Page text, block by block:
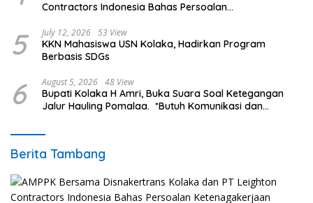
Contractors Indonesia Bahas Persoalan
5 July 12, 2026 53 View
KKN Mahasiswa USN Kolaka, Hadirkan Program
Berbasis SDGs
6 August 5, 2026 48 View
Bupati Kolaka H Amri, Buka Suara Soal Ketegangan
Jalur Hauling Pomalaa. *Butuh Komunikasi dan
Berita Tambang